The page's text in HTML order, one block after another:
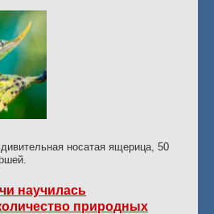
носатая ящерица, 50
научилась
природных